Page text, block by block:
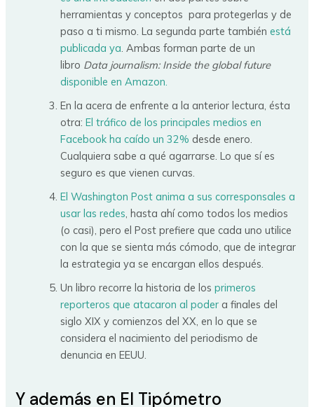
herramientas y conceptos para protegerlas y de
paso a ti mismo. La segunda parte tambiénestá
publicada ya . Ambas forman parte de un
libro Data journalism: Inside the global future
disponible en Amazon.
En la acera de enfrente a la anterior lectura, ésta
otra:El tráfico de los principales medios en
Facebook ha caído un 32% desde enero.
Cualquiera sabe a qué agarrarse. Lo que sí es
seguro es que vienen curvas.
El Washington Post anima a sus corresponsales a
usar las redes , hasta ahí como todos los medios
(o casi), pero el Post prefiere que cada uno utilice
con la que se sienta más cómodo, que de integrar
la estrategia ya se encargan ellos después.
Un libro recorre la historia de losprimeros
reporteros que atacaron al poder a finales del
siglo XIX y comienzos del XX, en lo que se
considera el nacimiento del periodismo de
denuncia en EEUU.
Y además en El Tipómetro